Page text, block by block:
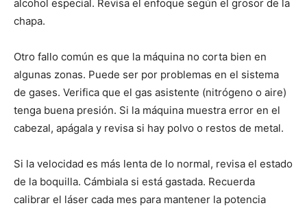
alcohol especial. Revisa el enfoque según el grosor de la
chapa.
Otro fallo común es que la máquina no corta bien en
algunas zonas. Puede ser por problemas en el sistema
de gases. Verifica que el gas asistente (nitrógeno o aire)
tenga buena presión. Si la máquina muestra error en el
cabezal, apágala y revisa si hay polvo o restos de metal.
Si la velocidad es más lenta de lo normal, revisa el estado
de la boquilla. Cámbiala si está gastada. Recuerda
calibrar el láser cada mes para mantener la potencia